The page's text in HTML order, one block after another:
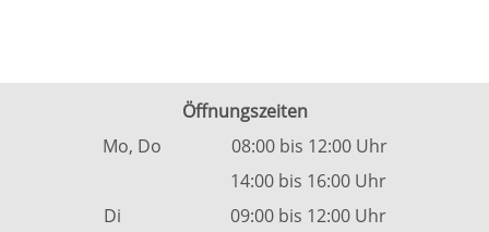
Öffnungszeiten
Mo, Do 08:00 bis 12:00 Uhr
14:00 bis 16:00 Uhr
Di 09:00 bis 12:00 Uhr